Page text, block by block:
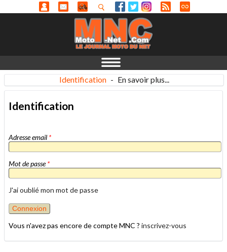
Identification - En savoir plus...
Identification
Adresse email *
Mot de passe*
J'ai oublié mon mot de passe
Vous n'avez pas encore de compte MNC ? inscrivez-vous